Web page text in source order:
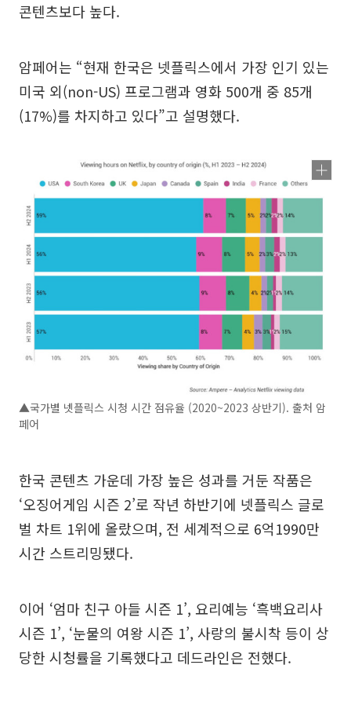
콘텐츠보다 높다.
암페어는 “현재 한국은 넷플릭스에서 가장 인기 있는
미국 외(non-US) 프로그램과 영화 500개 중 85개
(17%)를 차지하고 있다”고 설명했다.
▲국가별 넷플릭스 시청 시간 점유율 (2020~2023 상반기). 출처 암
페어
한국 콘텐츠 가운데 가장 높은 성과를 거둔 작품은
‘오징어게임 시즌 2’로 작년 하반기에 넷플릭스 글로
벌 차트 1위에 올랐으며, 전 세계적으로 6억1990만
시간 스트리밍됐다.
이어 ‘엄마 친구 아들 시즌 1’, 요리예능 ‘흑백요리사
시즌 1’, ‘눈물의 여왕 시즌 1’, 사랑의 불시착 등이 상
당한 시청률을 기록했다고 데드라인은 전했다.